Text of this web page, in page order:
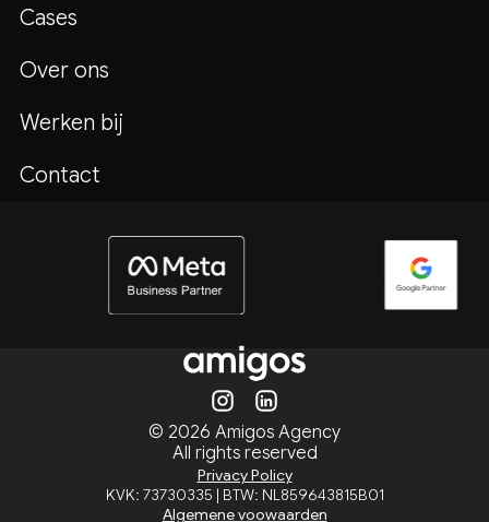
Cases
Over ons
Werken bij
Contact
© 2026 Amigos Agency
All rights reserved
Privacy Policy
KVK: 73730335 | BTW: NL859643815B01
Algemene voowaarden